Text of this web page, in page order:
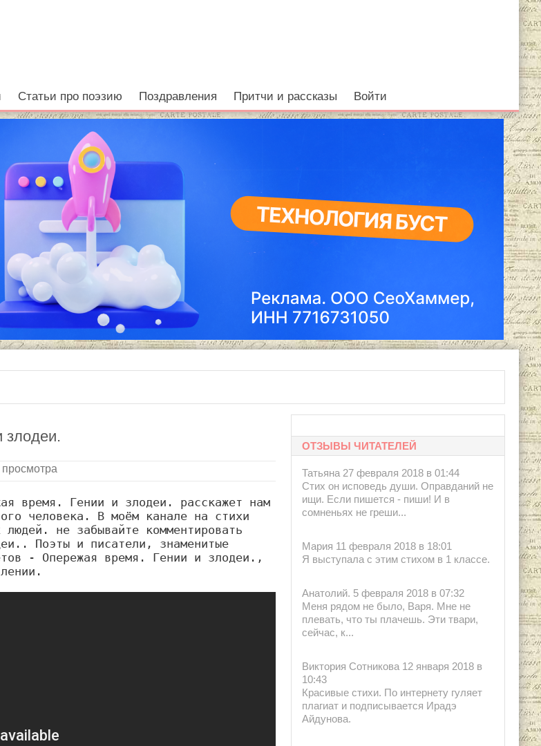
Статьи про поэзию Поздравления Притчи и рассказы Войти
злодеи.
просмотра
время. Гении и злодеи. расскажет нам
человека. В моём канале на стихи
не забывайте комментировать
Поэты и писатели, знаменитые
- Опережая время. Гении и злодеи.,
ОТЗЫВЫ ЧИТАТЕЛЕЙ
Татьяна 27 февраля 2018 в 01:44
Стих он исповедь души. Оправданий не
ищи. Если пишется - пиши! И в
сомненьях не греши...
Мария 11 февраля 2018 в 18:01
Я выступала с этим стихом в 1 классе.
Анатолий. 5 февраля 2018 в 07:32
Меня рядом не было, Варя. Мне не
плевать, что ты плачешь. Эти твари,
сейчас, к...
Виктория Сотникова 12 января 2018 в
10:43
Красивые стихи. По интернету гуляет
плагиат и подписывается Ирадэ
Айдунова.